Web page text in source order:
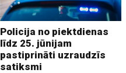
Policija no piektdienas
līdz 25. jūnijam
pastiprināti uzraudzīs
satiksmi